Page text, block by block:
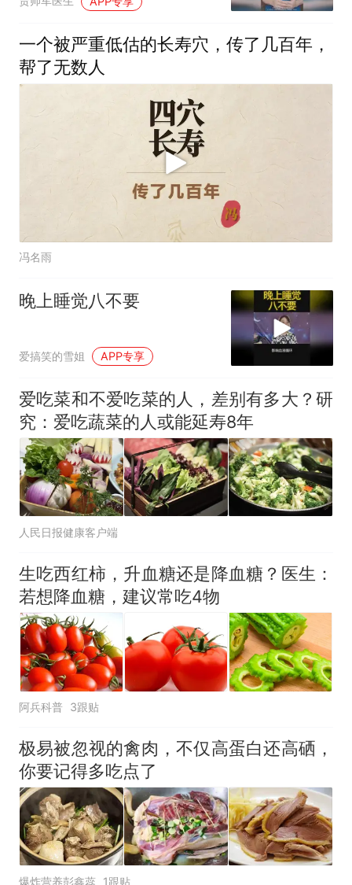
康？
一个被严重低估的长寿穴，传了几百年，
帮了无数人
冯名雨
晚上睡觉八不要
爱搞笑的雪姐 APP专享
爱吃菜和不爱吃菜的人，差别有多大？研
究：爱吃蔬菜的人或能延寿8年
人民日报健康客户端
生吃西红柿，升血糖还是降血糖？医生：
若想降血糖，建议常吃4物
阿兵科普 3跟贴
极易被忽视的禽肉，不仅高蛋白还高硒，
你要记得多吃点了
爆炸营养彭鑫蕊 1跟贴